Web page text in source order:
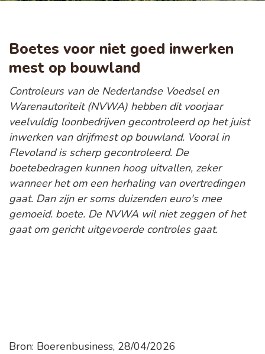
Boetes voor niet goed inwerken
mest op bouwland
Controleurs van de Nederlandse Voedsel en
Warenautoriteit (NVWA) hebben dit voorjaar
veelvuldig loonbedrijven gecontroleerd op het juist
inwerken van drijfmest op bouwland. Vooral in
Flevoland is scherp gecontroleerd. De
boetebedragen kunnen hoog uitvallen, zeker
wanneer het om een herhaling van overtredingen
gaat. Dan zijn er soms duizenden euro's mee
gemoeid. boete. De NVWA wil niet zeggen of het
gaat om gericht uitgevoerde controles gaat.
Bron: Boerenbusiness, 28/04/2026